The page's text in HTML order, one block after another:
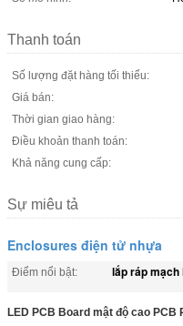
Thanh toán
Số lượng đặt hàng tối thiểu:
Giá bán:
Thời gian giao hàng:
Điều khoản thanh toán:
Khả năng cung cấp:
Sự miêu tả
Enclosures điện tử nhựa
Điểm nổi bật: lắp ráp mạch
LED PCB Board mật độ cao PCB